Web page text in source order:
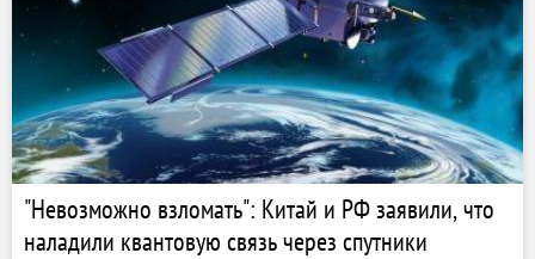
"Невозможно взломать": Китай и РФ заявили, что
наладили квантовую связь через спутники